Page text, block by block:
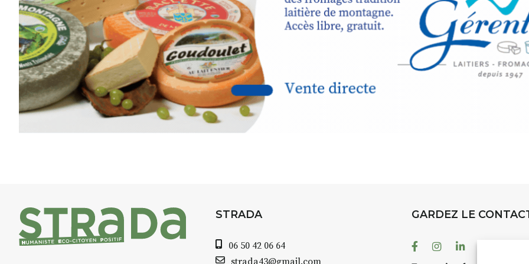
minutes du Puy-en-Velay.
Pendant3 jours, vous apprendrez à capturer
l’instant :
Croquis, carnet de voyage, composition,
aquarelle, encre, ou contenu hybride.
Le programme :
8h : rendez-vous au point de départ
Et si le temps se gâte : un atelier abrité
permettra de continuer à créer.
À partir de 90€/jour(soit 270€ les 3 jours
STRADA
06 50 42 06 64
GARDEZ LE
FacebookInstagramLinkedin